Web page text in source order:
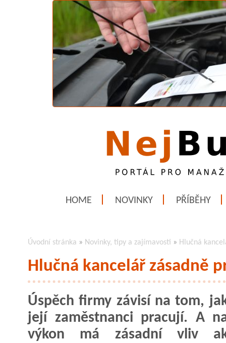
HOME NOVINKY PŘÍBĚHY
Úvodní stránka » Novinky, tipy a zajímavosti » Hlučná
Hlučná kancelář zásadně
Úspěch firmy závisí na tom,
její zaměstnanci pracují. A
výkon má zásadní vliv